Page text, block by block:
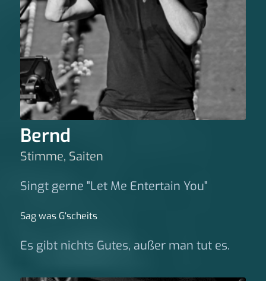
Bernd
Stimme, Saiten
Singt gerne "Let Me Entertain You"
Sag was G‘scheits
Es gibt nichts Gutes, außer man tut es.